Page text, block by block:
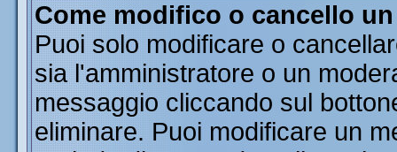
Come modifico o cancello
Puoi solo modificare o
sia l'amministratore o un
messaggio cliccando sul
eliminare. Puoi modificare un